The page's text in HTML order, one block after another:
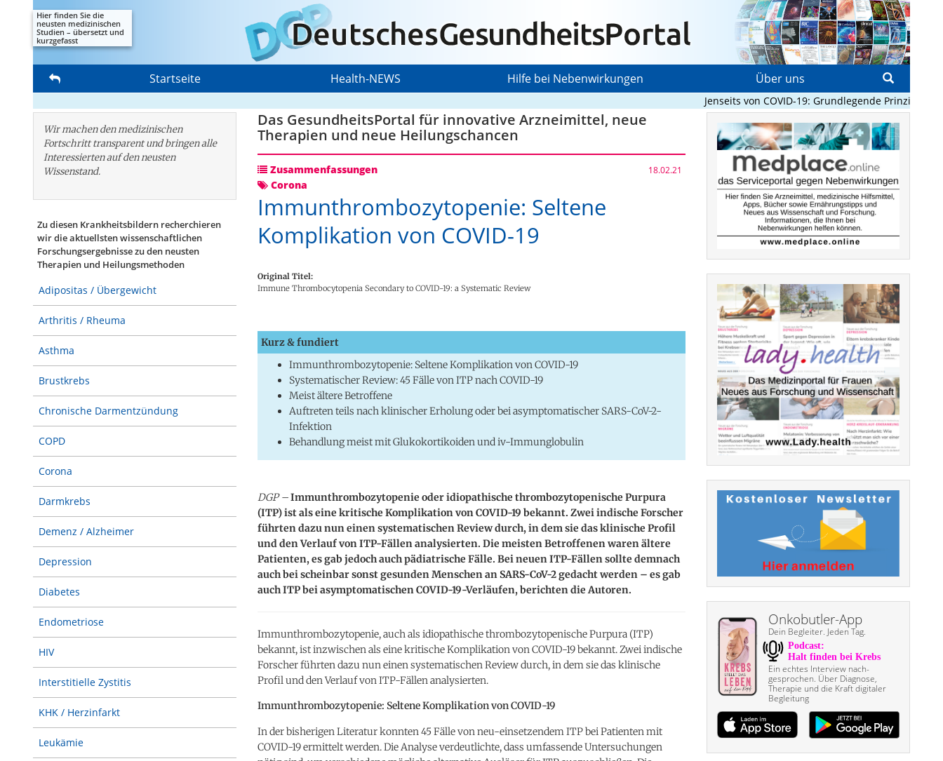
Hier finden Sie die
neusten medizinischen
Studien – übersetzt und
kurzgefasst
Startseite Health-NEWS Hilfe bei Nebenwirkungen Über uns
Jenseits von COVID-19: Grundlegende Prinzipien, die
Wir machen den medizinischen
Fortschritt transparent und bringen alle
Interessierten auf den neusten
Wissenstand.
Zu diesen Krankheitsbildern recherchieren
wir die aktuellsten wissenschaftlichen
Forschungs­ergebnisse zu den neusten
Therapien und Heilungsmethoden
Adipositas / Übergewicht
Arthritis / Rheuma
Asthma
Brustkrebs
Chronische Darmentzündung
COPD
Corona
Darmkrebs
Demenz / Alzheimer
Depression
Diabetes
Endometriose
HIV
Interstitielle Zystitis
KHK / Herzinfarkt
Leukämie
Das GesundheitsPortal für innovative Arzneimittel, neue
Therapien und neue Heilungschancen
Zusammenfassungen 18.02.21
Corona
Immunthrombozytopenie: Seltene
Komplikation von COVID-19
Original Titel:
Immune Thrombocytopenia Secondary to COVID-19: a Systematic Review
Kurz & fundiert
Immunthrombozytopenie: Seltene Komplikation von COVID-19
Systematischer Review: 45 Fälle von ITP nach COVID-19
Meist ältere Betroffene
Auftreten teils nach klinischer Erholung oder bei asymptomatischer SARS-CoV-2-
Infektion
Behandlung meist mit Glukokortikoiden und iv-Immunglobulin
DGP –Immunthrombozytopenie oder idiopathische thrombozytopenische Purpura
(ITP) ist als eine kritische Komplikation von COVID-19 bekannt. Zwei indische Forscher
führten dazu nun einen systematischen Review durch, in dem sie das klinische Profil
und den Verlauf von ITP-Fällen analysierten. Die meisten Betroffenen waren ältere
Patienten, es gab jedoch auch pädiatrische Fälle. Bei neuen ITP-Fällen sollte demnach
auch bei scheinbar sonst gesunden Menschen an SARS-CoV-2 gedacht werden – es gab
auch ITP bei asymptomatischen COVID-19-Verläufen, berichten die Autoren.
Immunthrombozytopenie, auch als idiopathische thrombozytopenische Purpura (ITP)
bekannt, ist inzwischen als eine kritische Komplikation von COVID-19 bekannt. Zwei indische
Forscher führten dazu nun einen systematischen Review durch, in dem sie das klinische
Profil und den Verlauf von ITP-Fällen analysierten.
Immunthrombozytopenie: Seltene Komplikation von COVID-19
In der bisherigen Literatur konnten 45 Fälle von neu-einsetzendem ITP bei Patienten mit
COVID-19 ermittelt werden. Die Analyse verdeutlichte, dass umfassende Untersuchungen
Onkobutler-App
Dein Begleiter. Jeden Tag.
Ein echtes Interview nach­
gesprochen. Über Diagnose,
Therapie und die Kraft digitaler
Begleitung